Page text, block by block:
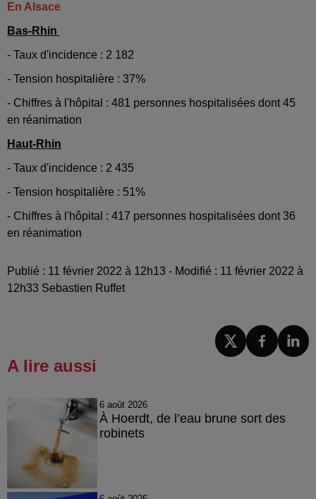
En Alsace
Bas-Rhin
- Taux d'incidence : 2 182
- Tension hospitalière : 37%
- Chiffres à l'hôpital : 481 personnes hospitalisées dont 45
en réanimation
Haut-Rhin
- Taux d'incidence : 2 435
- Tension hospitalière : 51%
- Chiffres à l'hôpital : 417 personnes hospitalisées dont 36
en réanimation
Publié : 11 février 2022 à 12h13 - Modifié : 11 février 2022 à
12h33 Sebastien Ruffet
A lire aussi
6 août 2026
À Hoerdt, de l’eau brune sort des
robinets